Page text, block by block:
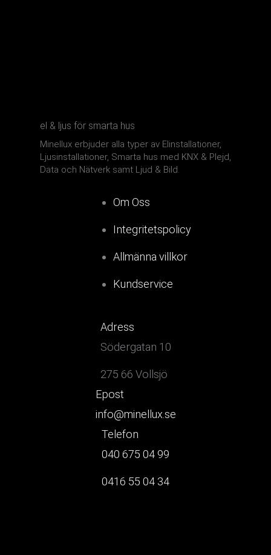
el & ljus för smarta hus
Minellux erbjuder alla typer av Elinstallationer,
Ljusinstallationer, Smarta hus med KNX & Plejd,
Data och Nätverk samt Ljud & Bild.
Om Oss
Integritetspolicy
Allmänna villkor
Kundservice
Adress
Södergatan 10
275 66 Vollsjö
Epost
info@minellux.se
Telefon
040 675 04 99
0416 55 04 34